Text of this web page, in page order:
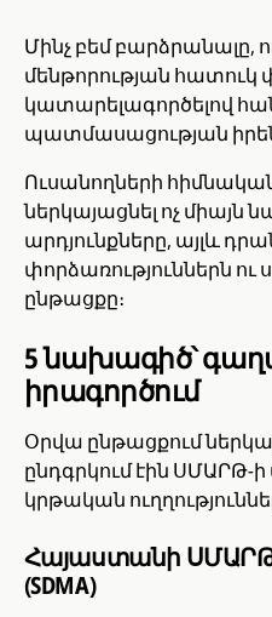
Մինչ բեմ բարձրանալը,
մենթորության հատուկ
կատարելագործելով
պատմասացության
Ուսանողների
ներկայացնել ոչ միայն
արդյունքները, այլև
փորձառություններն
ընթացքը։
5 նախագիծ՝
իրագործում
Օրվա ընթացքում
ընդգրկում էին
կրթական
Հայաստանի
(SDMA)